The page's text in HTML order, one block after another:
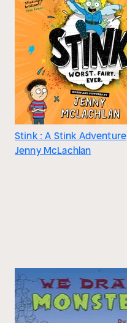
Stink : A Stink Adventure
Jenny McLachlan